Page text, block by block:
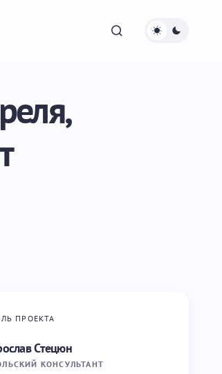
ПРОЕКТА
Стецюн
КОНСУЛЬТАНТ